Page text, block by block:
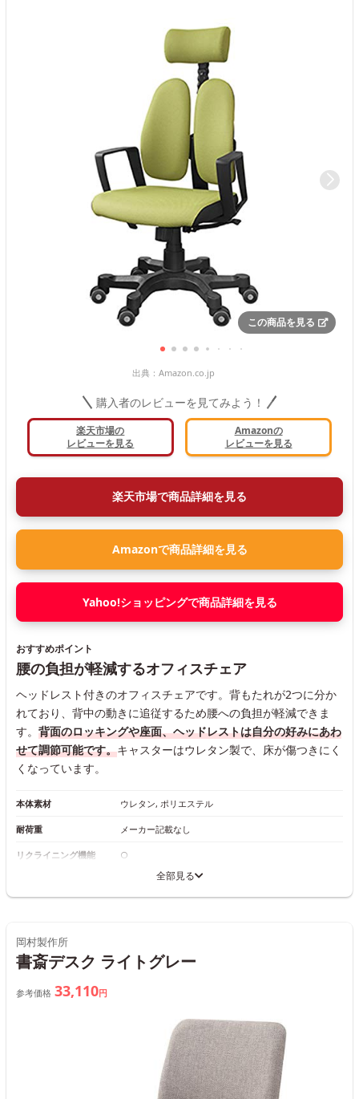
この商品を見る
出典： Amazon.co.jp
購入者のレビューを見てみよう！
楽天市場の
レビューを見る
Amazonの
レビューを見る
楽天市場で商品詳細を見る
Amazonで商品詳細を見る
Yahoo!ショッピングで商品詳細を見る
おすすめポイント
腰の負担が軽減するオフィスチェア
ヘッドレスト付きのオフィスチェアです。背もたれが2つに分か
れており、背中の動きに追従するため腰への負担が軽減できま
す。 背面のロッキングや座面、ヘッドレストは自分の好みにあわ
せて調節可能です。キャスターはウレタン製で、床が傷つきにく
くなっています。
本体素材 ウレタン, ポリエステル
耐荷重 メーカー記載なし
リクライニング機能 ○
全部見る
岡村製作所
書斎デスク ライトグレー
参考価格 33,110円